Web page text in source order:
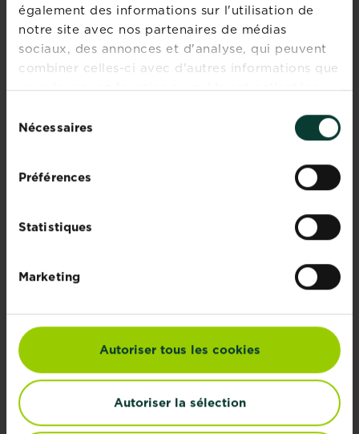
également des informations sur l'utilisation de
notre site avec nos partenaires de médias
sociaux, des annonces et d'analyse, qui peuvent
combiner celles-ci avec d'autres informations que
vous leur avez fournies ou qu'ils ont collectées
duNécessaires
Préférences
Statistiques
Marketing
Autoriser tous les cookies
Autoriser la sélection
SURFACES
Regarder
tubes concentrés &
polyvalent guide
Comment prendre
pleureur
Regarder